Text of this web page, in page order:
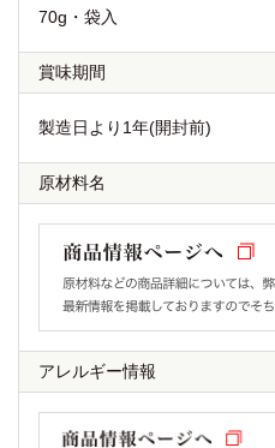
70g・袋入
賞味期間
製造日より1年(開封前)
原材料名
アレルギー情報